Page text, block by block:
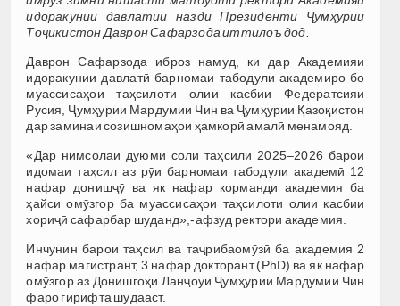
идоракунии давлатии назди Президенти Ҷумҳурии
Тоҷикистон Даврон Сафарзода иттилоъ дод.
Даврон Сафарзода иброз намуд, ки дар Академияи
идоракунии давлатӣ барномаи табодули академиро бо
муассисаҳои таҳсилоти олии касбии Федератсияи
Русия, Ҷумҳурии Мардумии Чин ва Ҷумҳурии Қазоқистон
дар заминаи созишномаҳои ҳамкорӣ амалӣ менамояд.
«Дар нимсолаи дуюми соли таҳсили 2025–2026 барои
идомаи таҳсил аз рӯи барномаи табодули академӣ 12
нафар донишҷӯ ва як нафар корманди академия ба
ҳайси омӯзгор ба муассисаҳои таҳсилоти олии касбии
хориҷӣ сафарбар шуданд»,-афзуд ректори академия.
Инчунин барои таҳсил ва таҷрибаомӯзӣ ба академия 2
нафар магистрант, 3 нафар докторант (PhD) ва як нафар
омӯзгор аз Донишгоҳи Ланҷоуи Ҷумҳурии Мардумии Чин
фаро гирифта шудааст.